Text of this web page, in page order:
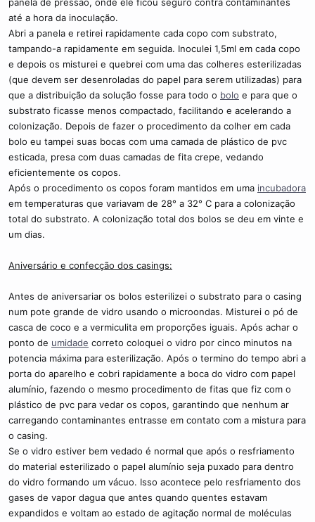
panela de pressão, onde ele ficou seguro contra contaminantes
até a hora da inoculação.
Abri a panela e retirei rapidamente cada copo com substrato,
tampando-a rapidamente em seguida. Inoculei 1,5ml em cada copo
e depois os misturei e quebrei com uma das colheres esterilizadas
(que devem ser desenroladas do papel para serem utilizadas) para
que a distribuição da solução fosse para todo o bolo e para que o
substrato ficasse menos compactado, facilitando e acelerando a
colonização. Depois de fazer o procedimento da colher em cada
bolo eu tampei suas bocas com uma camada de plástico de pvc
esticada, presa com duas camadas de fita crepe, vedando
eficientemente os copos.
Após o procedimento os copos foram mantidos em uma incubadora
em temperaturas que variavam de 28° a 32° C para a colonização
total do substrato. A colonização total dos bolos se deu em vinte e
um dias.
Aniversário e confecção dos casings:
Antes de aniversariar os bolos esterilizei o substrato para o casing
num pote grande de vidro usando o microondas. Misturei o pó de
casca de coco e a vermiculita em proporções iguais. Após achar o
ponto de umidade correto coloquei o vidro por cinco minutos na
potencia máxima para esterilização. Após o termino do tempo abri a
porta do aparelho e cobri rapidamente a boca do vidro com papel
alumínio, fazendo o mesmo procedimento de fitas que fiz com o
plástico de pvc para vedar os copos, garantindo que nenhum ar
carregando contaminantes entrasse em contato com a mistura para
o casing.
Se o vidro estiver bem vedado é normal que após o resfriamento
do material esterilizado o papel alumínio seja puxado para dentro
do vidro formando um vácuo. Isso acontece pelo resfriamento dos
gases de vapor dagua que antes quando quentes estavam
expandidos e voltam ao estado de agitação normal de moléculas